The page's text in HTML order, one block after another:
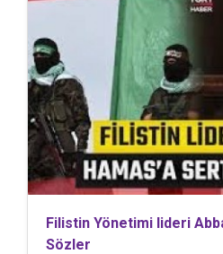
Filistin Yönetimi lideri
Sözler